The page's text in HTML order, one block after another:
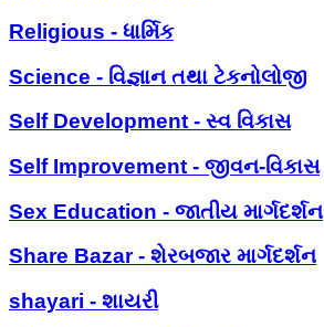
Religious - ધાર્મિક
Science - વિજ્ઞાન તથા ટેકનોલોજી
Self Development - સ્વ વિકાસ
Self Improvement - જીવન-વિકાસ
Sex Education - જાતીય માર્ગદર્શન
Share Bazar - શેરબજાર માર્ગદર્શન
shayari - શાયરી